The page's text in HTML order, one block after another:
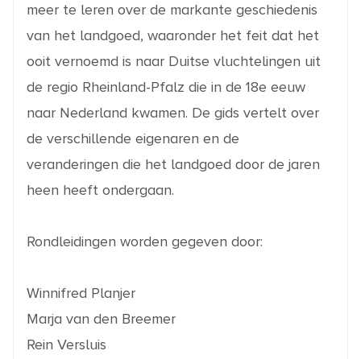
meer te leren over de markante geschiedenis
van het landgoed, waaronder het feit dat het
ooit vernoemd is naar Duitse vluchtelingen uit
de regio Rheinland-Pfalz die in de 18e eeuw
naar Nederland kwamen. De gids vertelt over
de verschillende eigenaren en de
veranderingen die het landgoed door de jaren
heen heeft ondergaan.
Rondleidingen worden gegeven door:
Winnifred Planjer
Marja van den Breemer
Rein Versluis